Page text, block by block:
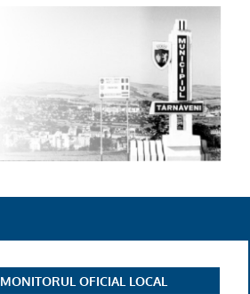
MONITORUL OFICIAL LOCAL